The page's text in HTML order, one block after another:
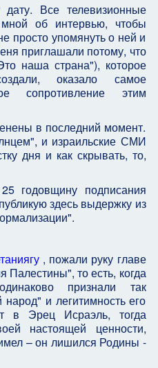
Все телевизионные
об интервью, чтобы
просто упомянуть о ней и
приглашали потому, что
наша страна"), которое
оказало самое
сопротивление этим
в последний момент.
и израильские СМИ
дня и как скрывать, то,
годовщину подписания
здесь выдержку из
, пожали руку главе
Палестины", то есть, когда
признали так
и легитимность его
в Эрец Исраэль, тогда
настоящей ценности,
– он лишился Родины -